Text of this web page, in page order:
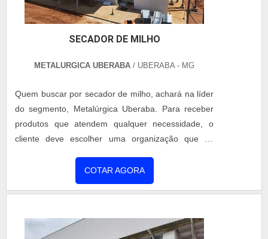
SECADOR DE MILHO
METALURGICA UBERABA / UBERABA - MG
Quem buscar por secador de milho, achará na líder
do segmento, Metalúrgica Uberaba. Para receber
produtos que atendem qualquer necessidade, o
cliente deve escolher uma organização que se
ampla experiência no ramo.MAIS INFORMAÇÕES
INTERESSANTES SOBRE SECADOR DE MILHOSe
até a Metalúrgica Uberaba. Empresa especializada
COTAR AGORA